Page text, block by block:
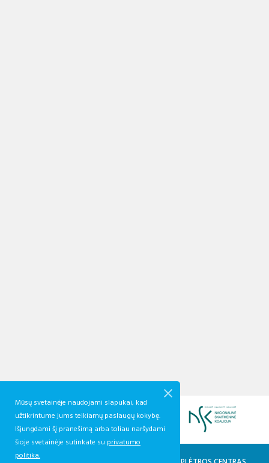
Mūsų svetainėje naudojami slapukai, kad
užtikrintume jums teikiamų paslaugų kokybę.
Išjungdami šį pranešimą arba toliau naršydami
šioje svetainėje sutinkate su privatumo
politika.